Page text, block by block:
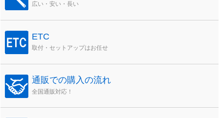
広い・安い・長い
ETC
取付・セットアップはお任せ
通販での購入の流れ
全国通販対応！